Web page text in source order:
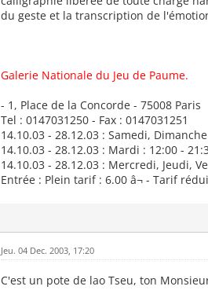
du geste et la transcription de
Galerie Nationale du Jeu de Paume.
- 1, Place de la Concorde - 75008 Paris
Tel : 0147031250 - Fax : 0147031251
14.10.03 - 28.12.03 : Samedi,
14.10.03 - 28.12.03 : Mardi : 12:00 -
14.10.03 - 28.12.03 : Mercredi, Jeudi,
Entrée : Plein tarif : 6.00 â¬ - Tarif
Jeu. 04 Dec. 2003, 17:20
C'est un pote de lao Tseu, ton